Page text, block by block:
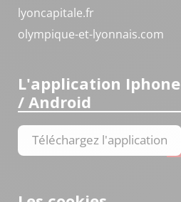
lyoncapitale.fr
olympique-et-lyonnais.com
L'application Iphone
/ Android
Téléchargez l'application